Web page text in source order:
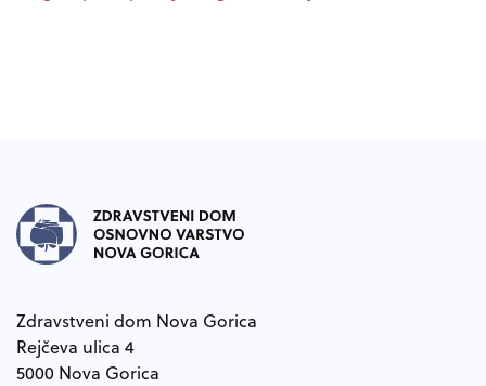
Zdravstveni dom Nova Gorica
Rejčeva ulica 4
5000 Nova Gorica